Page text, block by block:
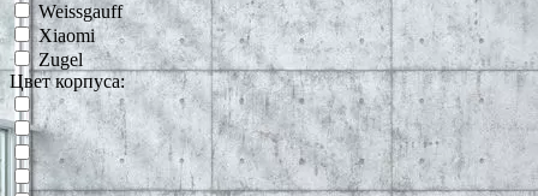
Weissgauff
Xiaomi
Zugel
Цвет корпуса: